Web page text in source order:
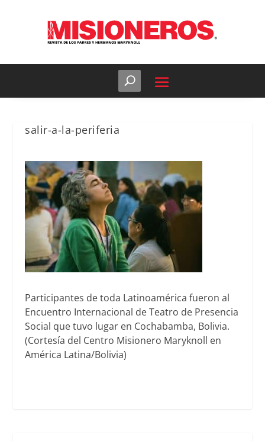
salir-a-la-periferia
Participantes de toda Latinoamérica fueron al
Encuentro Internacional de Teatro de Presencia
Social que tuvo lugar en Cochabamba, Bolivia.
(Cortesía del Centro Misionero Maryknoll en
América Latina/Bolivia)